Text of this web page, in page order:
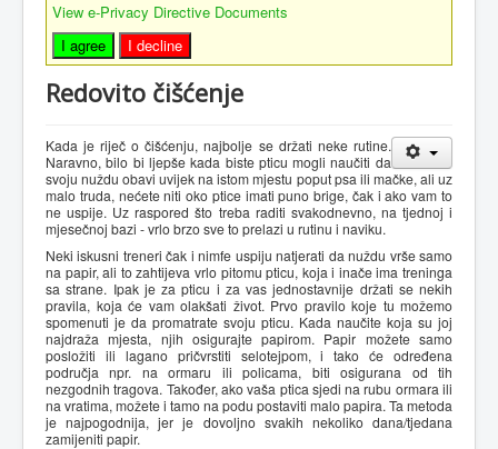
View e-Privacy Directive Documents
I agree
I decline
Redovito čišćenje
Kada je riječ o čišćenju, najbolje se držati neke rutine.
Naravno, bilo bi ljepše kada biste pticu mogli naučiti da
svoju nuždu obavi uvijek na istom mjestu poput psa ili mačke, ali uz
malo truda, nećete niti oko ptice imati puno brige, čak i ako vam to
ne uspije. Uz raspored što treba raditi svakodnevno, na tjednoj i
mjesečnoj bazi - vrlo brzo sve to prelazi u rutinu i naviku.
Neki iskusni treneri čak i nimfe uspiju natjerati da nuždu vrše samo
na papir, ali to zahtijeva vrlo pitomu pticu, koja i inače ima treninga
sa strane. Ipak je za pticu i za vas jednostavnije držati se nekih
pravila, koja će vam olakšati život. Prvo pravilo koje tu možemo
spomenuti je da promatrate svoju pticu. Kada naučite koja su joj
najdraža mjesta, njih osigurajte papirom. Papir možete samo
posložiti ili lagano pričvrstiti selotejpom, i tako će određena
područja npr. na ormaru ili policama, biti osigurana od tih
nezgodnih tragova. Također, ako vaša ptica sjedi na rubu ormara ili
na vratima, možete i tamo na podu postaviti malo papira. Ta metoda
je najpogodnija, jer je dovoljno svakih nekoliko dana/tjedana
zamijeniti papir.